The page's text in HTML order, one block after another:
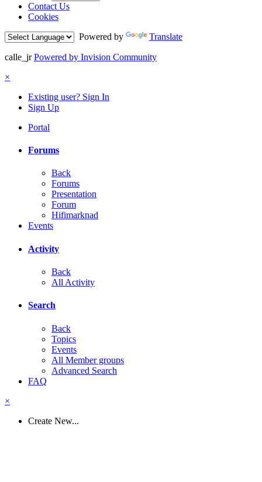
Contact Us
Cookies
Powered by
Translate
calle_jr Powered by Invision Community
×
Existing user? Sign In
Sign Up
Portal
Forums
Back
Forums
Presentation
Forum
Hifimarknad
Events
Activity
Back
All Activity
Search
Back
Topics
Events
All Member groups
Advanced Search
FAQ
×
Create New...